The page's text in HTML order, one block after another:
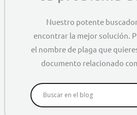
Nuestro potente
encontrar la mejor solución.
el nombre de plaga que
documento relacionado